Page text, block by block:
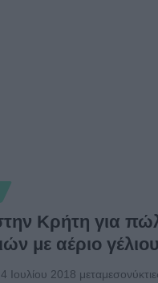
Κρήτη για
με αέριο γέλιου
Ιουλίου 2018